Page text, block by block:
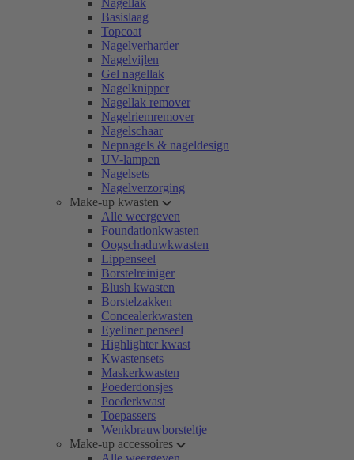
Nagellak
Basislaag
Topcoat
Nagelverharder
Nagelvijlen
Gel nagellak
Nagelknipper
Nagellak remover
Nagelriemremover
Nagelschaar
Nepnagels & nageldesign
UV-lampen
Nagelsets
Nagelverzorging
Make-up kwasten
Alle weergeven
Foundationkwasten
Oogschaduwkwasten
Lippenseel
Borstelreiniger
Blush kwasten
Borstelzakken
Concealerkwasten
Eyeliner penseel
Highlighter kwast
Kwastensets
Maskerkwasten
Poederdonsjes
Poederkwast
Toepassers
Wenkbrauwborsteltje
Make-up accessoires